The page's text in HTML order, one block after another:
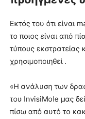
Εκτός του ότι είναι
το ποιος είναι από
τύπους εκστρατείας
χρησιμοποιηθεί .
«Η ανάλυση των
του InvisiMole μας
πίσω από αυτό το